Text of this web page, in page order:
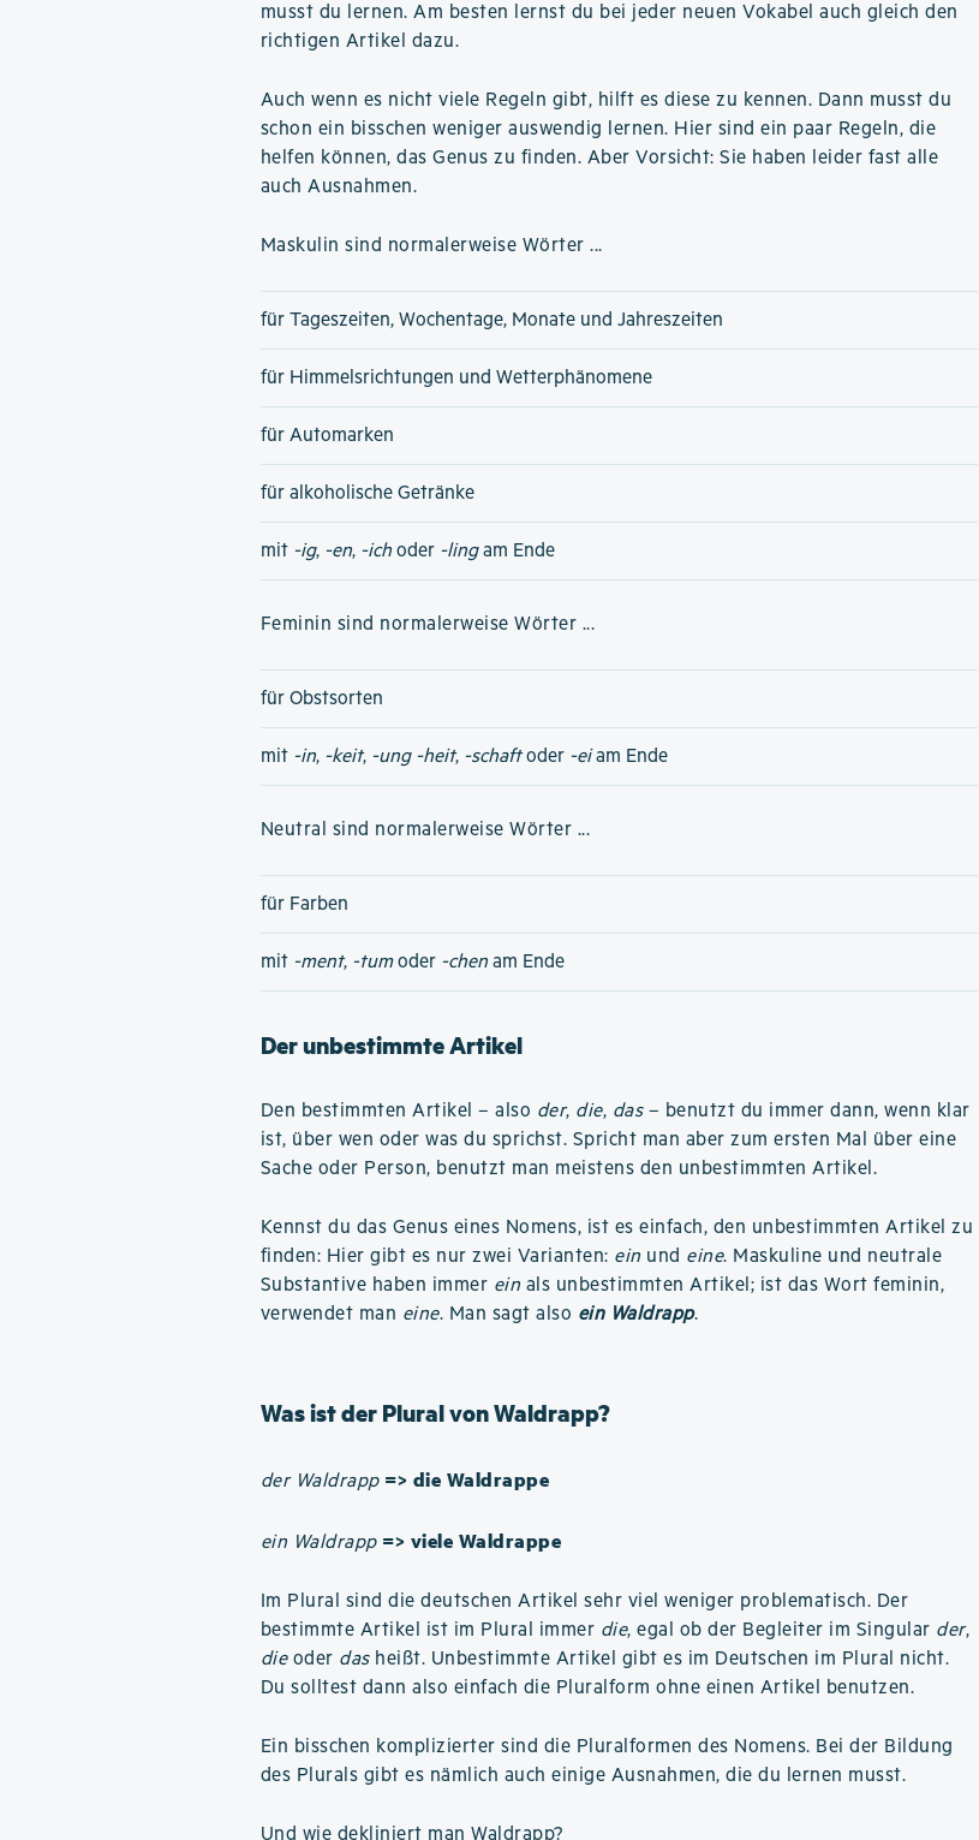
musst du lernen. Am besten lernst du bei jeder neuen Vokabel auch gleich den
richtigen Artikel dazu.
Auch wenn es nicht viele Regeln gibt, hilft es diese zu kennen. Dann musst du
schon ein bisschen weniger auswendig lernen. Hier sind ein paar Regeln, die
helfen können, das Genus zu finden. Aber Vorsicht: Sie haben leider fast alle
auch Ausnahmen.
Maskulin sind normalerweise Wörter ...
für Tageszeiten, Wochentage, Monate und Jahreszeiten
für Himmelsrichtungen und Wetterphänomene
für Automarken
für alkoholische Getränke
mit -ig, -en, -ichoder -lingam Ende
Feminin sind normalerweise Wörter ...
für Obstsorten
mit -in, -keit, -ung -heit, -schaftoder -eiam Ende
Neutral sind normalerweise Wörter ...
für Farben
mit -ment, -tumoder -chenam Ende
Der unbestimmte Artikel
Den bestimmten Artikel – also der, die, das– benutzt du immer dann, wenn klar
ist, über wen oder was du sprichst. Spricht man aber zum ersten Mal über eine
Sache oder Person, benutzt man meistens den unbestimmten Artikel.
Kennst du das Genus eines Nomens, ist es einfach, den unbestimmten Artikel zu
finden: Hier gibt es nur zwei Varianten: ein und eine. Maskuline und neutrale
Substantive haben immer ein als unbestimmten Artikel; ist das Wort feminin,
verwendet man eine. Man sagt also ein Waldrapp.
Was ist der Plural von Waldrapp?
der Waldrapp => die Waldrappe
ein Waldrapp => viele Waldrappe
Im Plural sind die deutschen Artikel sehr viel weniger problematisch. Der
bestimmte Artikel ist im Plural immer die, egal ob der Begleiter im Singular der,
dieoder dasheißt. Unbestimmte Artikel gibt es im Deutschen im Plural nicht.
Du solltest dann also einfach die Pluralform ohne einen Artikel benutzen.
Ein bisschen komplizierter sind die Pluralformen des Nomens. Bei der Bildung
des Plurals gibt es nämlich auch einige Ausnahmen, die du lernen musst.
Und wie dekliniert man Waldrapp?